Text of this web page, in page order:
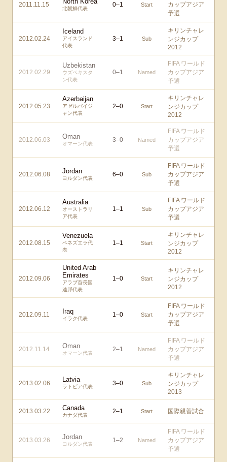
2011.11.15
北朝鮮代表
0–1 Start
カップアジア
予選
2012.02.24
Iceland
アイスランド
代表
3–1 Sub
キリンチャレ
ンジカップ
2012
2012.02.29
Uzbekistan
ウズベキスタ
ン代表
0–1 Named
FIFA ワールド
カップアジア
予選
2012.05.23
Azerbaijan
アゼルバイジ
ャン代表
2–0 Start
キリンチャレ
ンジカップ
2012
2012.06.03 Oman
オマーン代表
3–0 Named
FIFA ワールド
カップアジア
予選
2012.06.08 Jordan
ヨルダン代表
6–0 Sub
FIFA ワールド
カップアジア
予選
2012.06.12
Australia
オーストラリ
ア代表
1–1 Sub
FIFA ワールド
カップアジア
予選
2012.08.15
Venezuela
ベネズエラ代
表
1–1 Start
キリンチャレ
ンジカップ
2012
2012.09.06
United Arab
Emirates
アラブ首長国
連邦代表
1–0 Start
キリンチャレ
ンジカップ
2012
2012.09.11 Iraq
イラク代表
1–0 Start
FIFA ワールド
カップアジア
予選
2012.11.14 Oman
オマーン代表
2–1 Named
FIFA ワールド
カップアジア
予選
2013.02.06 Latvia
ラトビア代表 3–0 Sub
キリンチャレ
ンジカップ
2013
2013.03.22 Canada
カナダ代表
2–1 Start 国際親善試合
2013.03.26 Jordan
ヨルダン代表
1–2 Named
FIFA ワールド
カップアジア
予選